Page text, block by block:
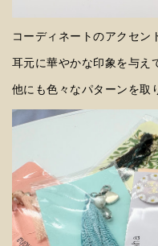
コーディネートのアクセン
耳元に華やかな印象を与え
他にも色々なパターンを取